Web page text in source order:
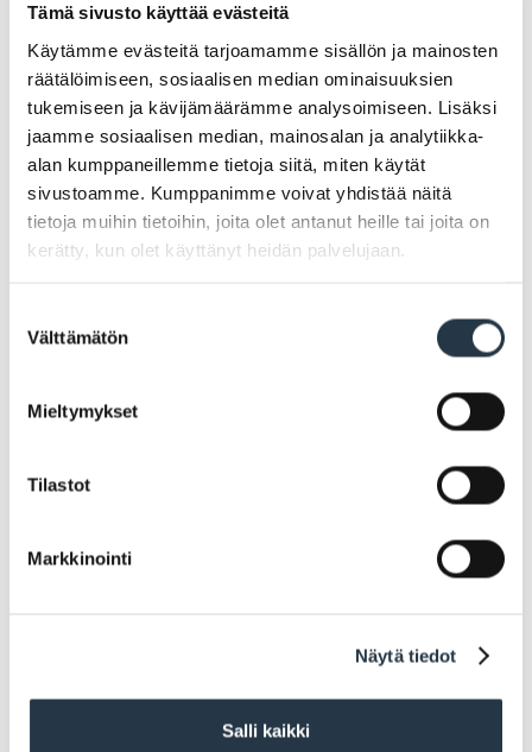
Tämä sivusto käyttää evästeitä
Käytämme evästeitä tarjoamamme sisällön ja mainosten
räätälöimiseen, sosiaalisen median ominaisuuksien
tukemiseen ja kävijämäärämme analysoimiseen. Lisäksi
jaamme sosiaalisen median, mainosalan ja analytiikka-
alan kumppaneillemme tietoja siitä, miten käytät
sivustoamme. Kumppanimme voivat yhdistää näitä
tietoja muihin tietoihin, joita olet antanut heille tai joita on
kerätty, kun olet käyttänyt heidän palvelujaan.
valinta
Välttämätön
Mieltymykset
Tilastot
Markkinointi
Näytä tiedot
Salli kaikki
Lomatoiminta lapsille ja nuorille
Koulujen loma-aikoina järjestetään nuorille ja
lapsille kivaa tekemistä keskusta- ja